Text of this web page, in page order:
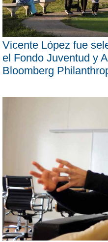
Vicente López fue
el Fondo Juventud y
Bloomberg